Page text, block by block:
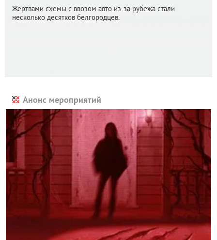
Жертвами схемы с ввозом авто из-за рубежа стали
несколько десятков белгородцев.
Анонс мероприятий